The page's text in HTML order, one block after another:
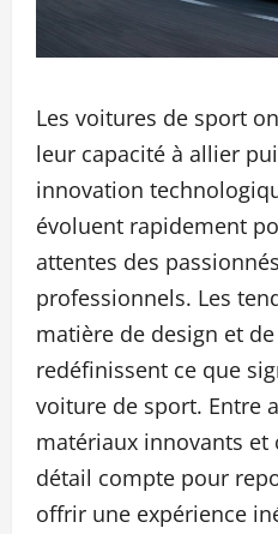
Les voitures de sport
leur capacité à allier
innovation
évoluent rapidement
attentes des
professionnels. Les
matière de design et
redéfinissent ce que
voiture de sport. Entre
matériaux innovants et
détail compte pour
offrir une expérience